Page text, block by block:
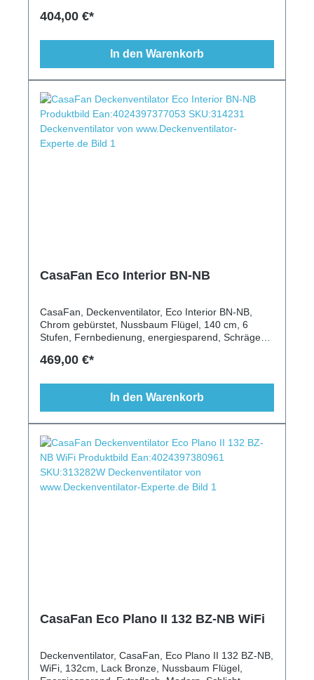
404,00 €*
In den Warenkorb
CasaFan Eco Interior BN-NB
CasaFan, Deckenventilator, Eco Interior BN-NB,
Chrom gebürstet, Nussbaum Flügel, 140 cm, 6
Stufen, Fernbedienung, energiesparend, Schrägen
469,00 €*
In den Warenkorb
CasaFan Eco Plano II 132 BZ-NB WiFi
Deckenventilator, CasaFan, Eco Plano II 132 BZ-NB,
WiFi, 132cm, Lack Bronze, Nussbaum Flügel,